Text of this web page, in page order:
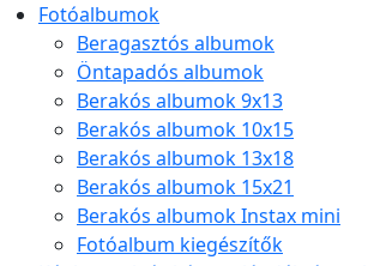
Fotóalbumok
Beragasztós albumok
Öntapadós albumok
Berakós albumok 9x13
Berakós albumok 10x15
Berakós albumok 13x18
Berakós albumok 15x21
Berakós albumok Instax mini
Fotóalbum kiegészítők